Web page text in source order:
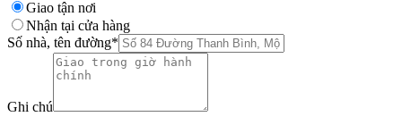
Giao tận nơi
Nhận tại cửa hàng
Số nhà, tên đường*
Ghi chú